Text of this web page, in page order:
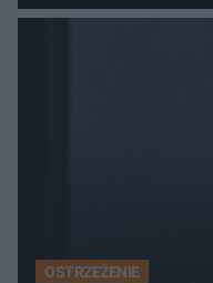
OSTRZEŻENIE